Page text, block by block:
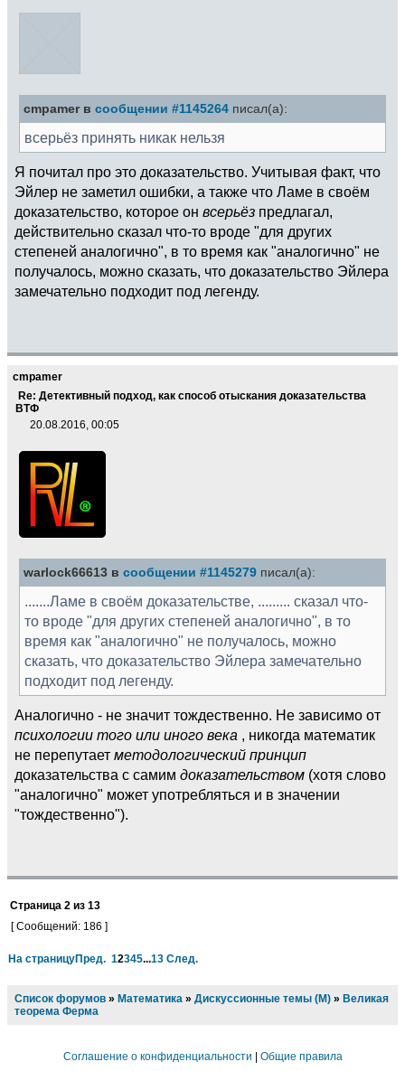
cmpamer в сообщении #1145264 писал(а):
всерьёз принять никак нельзя
Я почитал про это доказательство. Учитывая факт, что
Эйлер не заметил ошибки, а также что Ламе в своём
доказательство, которое он всерьёз предлагал,
действительно сказал что-то вроде "для других
степеней аналогично", в то время как "аналогично" не
получалось, можно сказать, что доказательство Эйлера
замечательно подходит под легенду.
cmpamer
Re: Детективный подход, как способ отыскания доказательства
ВТФ
20.08.2016, 00:05
warlock66613 в сообщении #1145279 писал(а):
.......Ламе в своём доказательстве, ......... сказал что-
то вроде "для других степеней аналогично", в то
время как "аналогично" не получалось, можно
сказать, что доказательство Эйлера замечательно
подходит под легенду.
Аналогично - не значит тождественно. Не зависимо от
психологии того или иного века , никогда математик
не перепутает методологический принцип
доказательства с самим доказательством (хотя слово
"аналогично" может употребляться и в значении
"тождественно").
Страница 2 из 13
[ Сообщений: 186 ]
На страницуПред. 12345...13 След.
Список форумов » Математика » Дискуссионные темы (М) » Великая
теорема Ферма
Соглашение о конфиденциальности Общие правила